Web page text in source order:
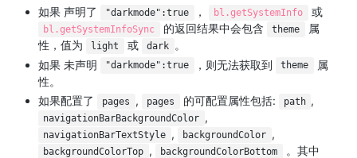
如果 声明了 "darkmode":true ， bl.getSystemInfo 或
bl.getSystemInfoSync 的返回结果中会包含 theme
属
性，值为
light 或 dark
。
如果 未声明
"darkmode":true ，则无法获取到 theme
属
性。
如果配置了
pages , pages 的可配置属性包括: path ,
navigationBarBackgroundColor ,
navigationBarTextStyle , backgroundColor ,
backgroundColorTop , backgroundColorBottom 。其中